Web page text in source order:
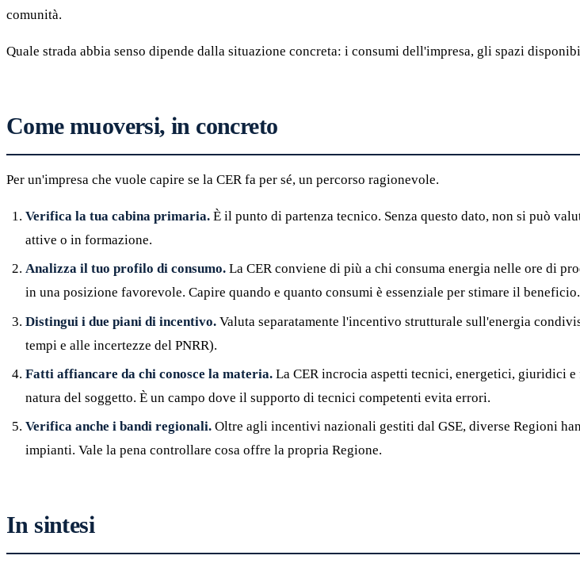
comunità.
Quale strada abbia senso dipende dalla situazione concreta: i consumi dell'impresa, gli spazi
Come muoversi, in concreto
Per un'impresa che vuole capire se la CER fa per sé, un percorso ragionevole.
Verifica la tua cabina primaria. È il punto di partenza tecnico. Senza questo dato, non si può
attive o in formazione.
Analizza il tuo profilo di consumo. La CER conviene di più a chi consuma energia nelle ore di
in una posizione favorevole. Capire quando e quanto consumi è essenziale per stimare il beneficio.
Distingui i due piani di incentivo. Valuta separatamente l'incentivo strutturale sull'energia
tempi e alle incertezze del PNRR).
Fatti affiancare da chi conosce la materia. La CER incrocia aspetti tecnici, energetici, giuridici
natura del soggetto. È un campo dove il supporto di tecnici competenti evita errori.
Verifica anche i bandi regionali. Oltre agli incentivi nazionali gestiti dal GSE, diverse Regioni
impianti. Vale la pena controllare cosa offre la propria Regione.
In sintesi